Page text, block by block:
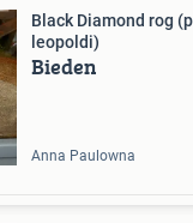
Black Diamond rog
leopoldi)
Bieden
Anna Paulowna